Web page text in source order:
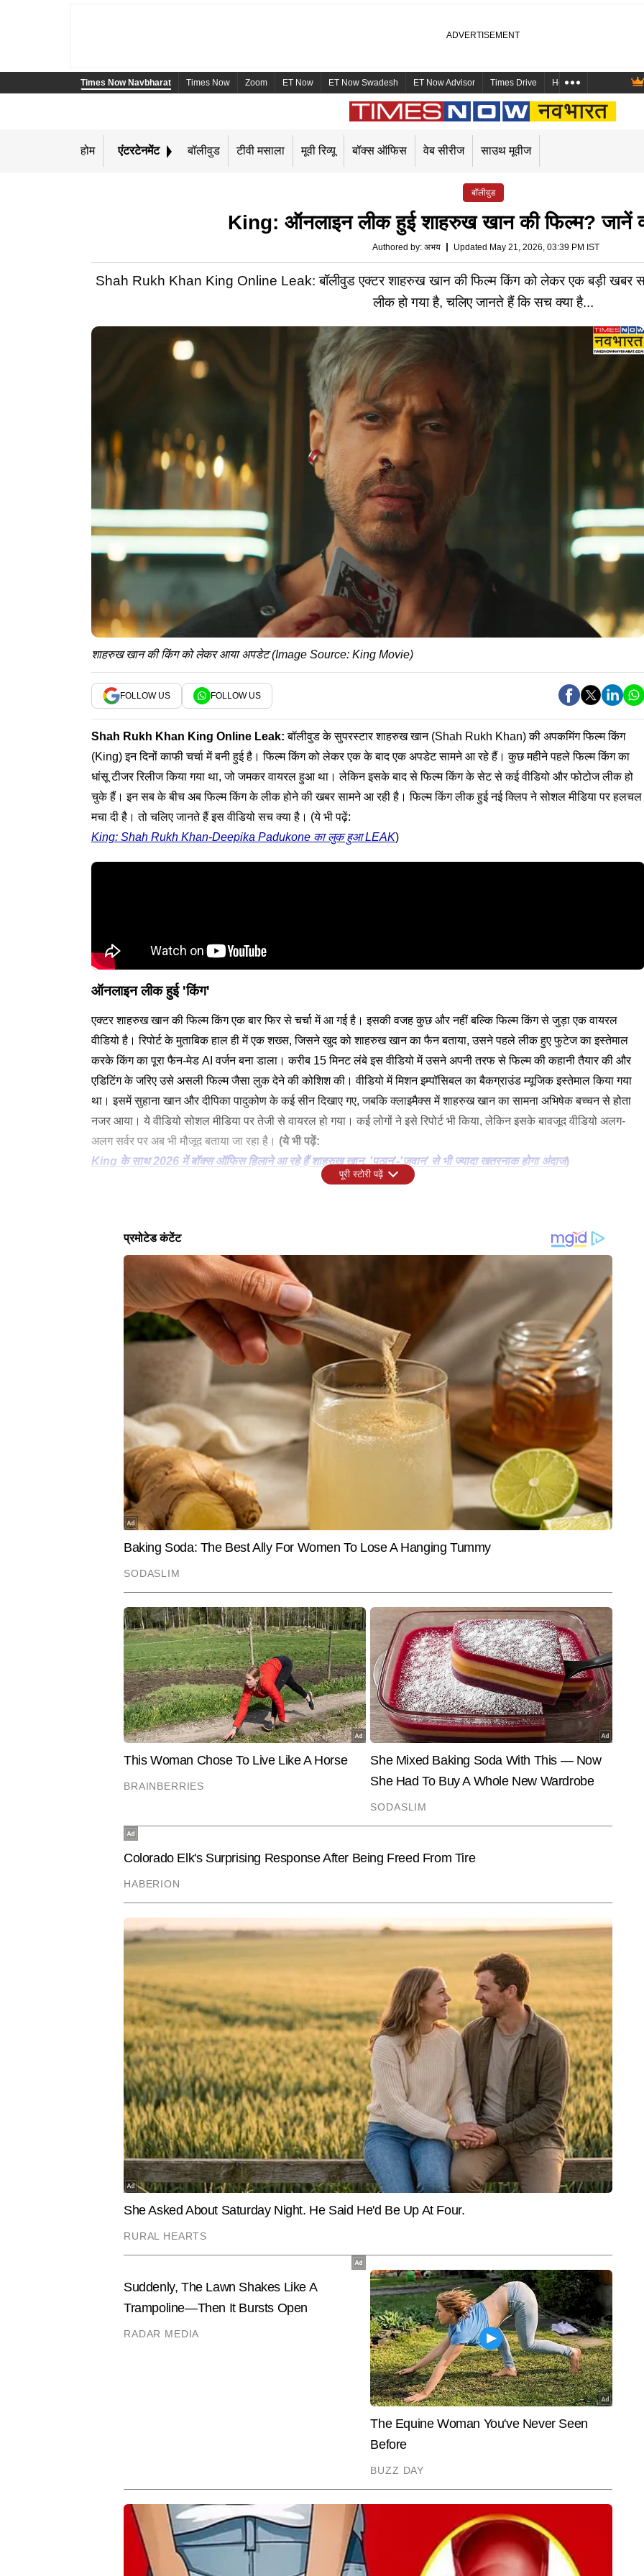
Times Now Navbharat Times Now Zoom ET Now ET Now Swadesh ET Now Advisor Times Drive Health and Me
होम एंटरटेनमेंट बॉलीवुड टीवी मसाला मूवी रिव्यू बॉक्स ऑफिस वेब सीरीज साउथ मूवीज
बॉलीवुड
King: ऑनलाइन लीक हुई शाहरुख खान की फिल्म? जानें
Authored by: अभय Updated May 21, 2026, 03:39 PM IST
Shah Rukh Khan King Online Leak: बॉलीवुड एक्टर शाहरुख खान की फिल्म किंग को लेकर एक बड़ी खबर
लीक हो गया है, चलिए जानते हैं कि सच क्या है...
शाहरुख खान की किंग को लेकर आया अपडेट (Image Source: King Movie)
FOLLOW US FOLLOW US
Shah Rukh Khan King Online Leak: बॉलीवुड के सुपरस्टार शाहरुख खान (Shah Rukh Khan) की अपकमिंग फिल्म किंग
(King) इन दिनों काफी चर्चा में बनी हुई है। फिल्म किंग को लेकर एक के बाद एक अपडेट सामने आ रहे हैं। कुछ महीने पहले फिल्म किंग का
धांसू टीजर रिलीज किया गया था, जो जमकर वायरल हुआ था। लेकिन इसके बाद से फिल्म किंग के सेट से कई वीडियो और फोटोज लीक हो
चुके हैं। इन सब के बीच अब फिल्म किंग के लीक होने की खबर सामने आ रही है। फिल्म किंग लीक हुई नई क्लिप ने सोशल मीडिया पर हलचल
मचा दी है। तो चलिए जानते हैं इस वीडियो सच क्या है। (ये भी पढ़ें:
King: Shah Rukh Khan-Deepika Padukone का लुक हुआ LEAK)
ऑनलाइन लीक हुई 'किंग'
एक्टर शाहरुख खान की फिल्म किंग एक बार फिर से चर्चा में आ गई है। इसकी वजह कुछ और नहीं बल्कि फिल्म किंग से जुड़ा एक वायरल
वीडियो है। रिपोर्ट के मुताबिक हाल ही में एक शख्स, जिसने खुद को शाहरुख खान का फैन बताया, उसने पहले लीक हुए फुटेज का इस्तेमाल
करके किंग का पूरा फैन-मेड AI वर्जन बना डाला। करीब 15 मिनट लंबे इस वीडियो में उसने अपनी तरफ से फिल्म की कहानी तैयार की और
एडिटिंग के जरिए उसे असली फिल्म जैसा लुक देने की कोशिश की। वीडियो में मिशन इम्पॉसिबल का बैकग्राउंड म्यूजिक इस्तेमाल किया गया
था। इसमें सुहाना खान और दीपिका पादुकोण के कई सीन दिखाए गए, जबकि क्लाइमैक्स में शाहरुख खान का सामना अभिषेक बच्चन से होता
नजर आया। ये वीडियो सोशल मीडिया पर तेजी से वायरल हो गया। कई लोगों ने इसे रिपोर्ट भी किया, लेकिन इसके बावजूद वीडियो अलग-
अलग सर्वर पर अब भी मौजूद बताया जा रहा है। (ये भी पढ़ें:
King के साथ 2026 में बॉक्स ऑफिस हिलाने आ रहे हैं शाहरुख खान, 'पठान'-'जवान' से भी ज्यादा खतरनाक होगा अंदाज)
पर्दे पर रिलीज होने वाली है। इस वीडियो ने सोशल मीडिया पर हलचल मचा दी है।
लुक लीक हो गए थे। फिल्म किंग से जुड़ी इस खबर को लेकर आपकी क्या राय है, कमेंट करके हमें जरूर बताएं।
लेटेस्ट न्यूज
30 साल की उम्र में कर रहे Retirement
की तैयारी! 10 करोड़ जुटाने के लिए इतनी
होनी चाहिए मंथली SIP
EDUCATION
Bank of Baroda SO Recruitment
2026: बैंक ऑफ बड़ौदा में 206 पदों पर
निकली नौकरी, जानें कब तक करें आवेदन
घर बिका, कर्ज बाकी...तेलंगाना में जुए में पैसे
हारने के बाद CA ने 'हीलियम गैस' सूंघकर दे
दी जान
अभय AUTHOR
अभय टाइम्स नाउ नवभारत डिजिटल में एंटरटेनमेंट डेस्क पर चीफ कॉपी एडिटर हैं। टीवी पत्रकारिता में डिप्लोमा हासिल करने वाले
अभय मनोरंजन जगत की खबरों पर मजबूत पकड़ रखते हैं। वे फिल्म, टीवी, ओटीटी और सेलिब्रिटी अपडेट्स को सरल भाषा में और
सटीक जानकारी के साथ पेश करने के लिए जाने जाते हैं। अभय अबतक 9,000 से अधिक खबरें लिख चुके हैं। तेजी से बदलती
End of Article
पूरी स्टोरी पढ़ें